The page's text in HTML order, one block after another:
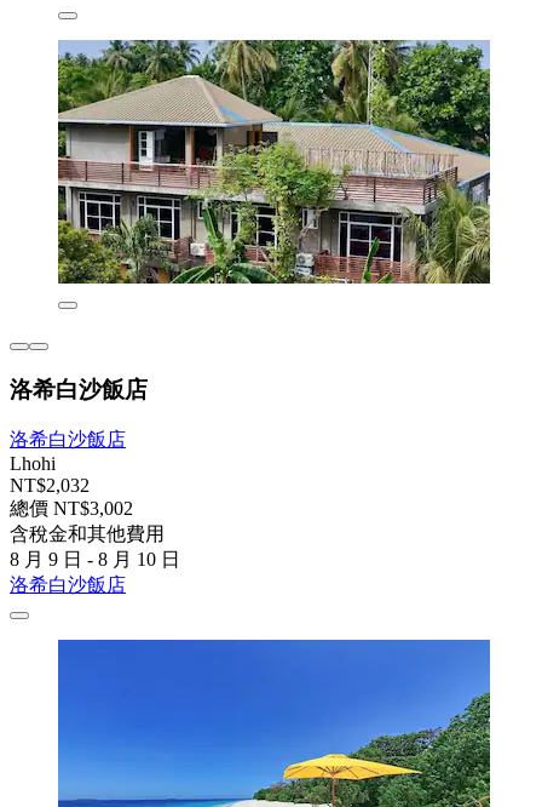
洛希白沙飯店
洛希白沙飯店
Lhohi
NT$2,032
總價 NT$3,002
含稅金和其他費用
8 月 9 日 - 8 月 10 日
洛希白沙飯店